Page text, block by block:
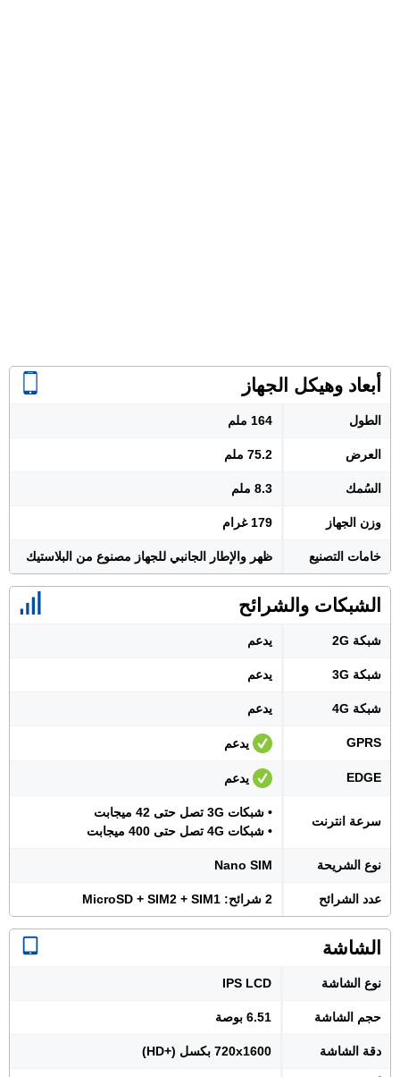
أبعاد وهيكل الجهاز
الطول 164 ملم
العرض 75.2 ملم
السُمك 8.3 ملم
وزن الجهاز 179 غرام
خامات التصنيع ظهر والإطار الجانبي للجهاز مصنوع من البلاستيك
الشبكات والشرائح
شبكة 2G يدعم
شبكة 3G يدعم
شبكة 4G يدعم
GPRS يدعم
EDGE يدعم
سرعة انترنت
• شبكات 3G تصل حتى 42 ميجابت
• شبكات 4G تصل حتى 400 ميجابت
نوع الشريحة Nano SIM
عدد الشرائح 2 شرائح: MicroSD + SIM2 + SIM1
الشاشة
نوع الشاشة IPS LCD
حجم الشاشة 6.51 بوصة
دقة الشاشة 720x1600 بكسل (+HD)